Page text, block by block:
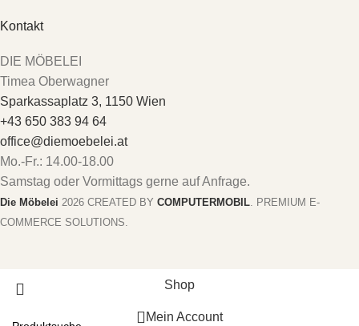
Kontakt
DIE MÖBELEI
Timea Oberwagner
Sparkassaplatz 3, 1150 Wien
+43 650 383 94 64
office@diemoebelei.at
Mo.-Fr.: 14.00-18.00
Samstag oder Vormittags gerne auf Anfrage.
Die Möbelei 2026 CREATED BY COMPUTERMOBIL. PREMIUM E-
COMMERCE SOLUTIONS.
Shop
Mein Account